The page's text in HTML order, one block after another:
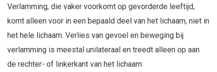
Verlamming, die vaker voorkomt op gevorderde leeftijd,
komt alleen voor in een bepaald deel van het lichaam, niet in
het hele lichaam. Verlies van gevoel en beweging bij
verlamming is meestal unilateraal en treedt alleen op aan
de rechter- of linkerkant van het lichaam.